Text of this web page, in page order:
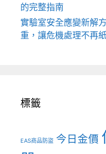
的完整指南
實驗室安全應變新解
重，讓危機處理不再
標籤
EAS商品防盜 今日金價